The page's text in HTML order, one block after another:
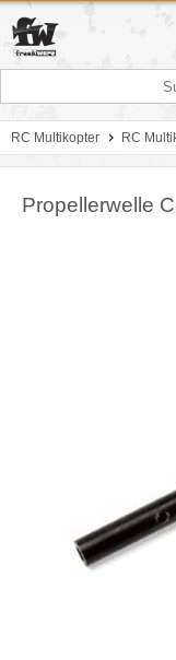
RC Multikopter RC
Propellerwelle